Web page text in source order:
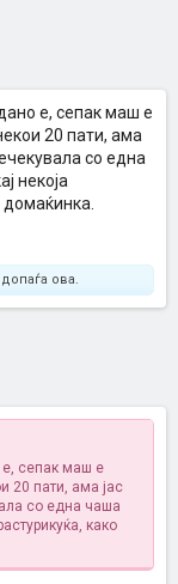
е, сепак маш е
20 пати, ама
со една
некоја
ова.
е, сепак маш е
20 пати, ама јас
со една чаша
како